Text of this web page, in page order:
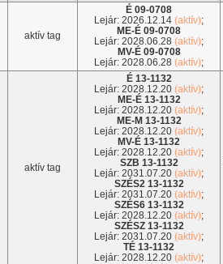
aktív tag
É 09-0708
Lejár: 2026.12.14 (aktív);
ME-É 09-0708
Lejár: 2028.06.28 (aktív);
MV-É 09-0708
Lejár: 2028.06.28 (aktív);
aktív tag
É 13-1132
Lejár: 2028.12.20 (aktív);
ME-É 13-1132
Lejár: 2028.12.20 (aktív);
ME-M 13-1132
Lejár: 2028.12.20 (aktív);
MV-É 13-1132
Lejár: 2028.12.20 (aktív);
SZB 13-1132
Lejár: 2031.07.20 (aktív);
SZÉS2 13-1132
Lejár: 2031.07.20 (aktív);
SZÉS6 13-1132
Lejár: 2028.12.20 (aktív);
SZÉSZ 13-1132
Lejár: 2031.07.20 (aktív);
TÉ 13-1132
Lejár: 2028.12.20 (aktív);